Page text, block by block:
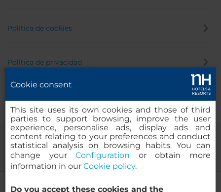
NH Milano 2
Política de cookies
Política de privacidad
Cookie consent
This site uses its own cookies and those of third
parties to support browsing, improve the user
experience, personalise ads, display ads and
content relating to your preferences and conduct
statistical analysis on browsing habits. You can
change yourConfiguration or obtain more
information in our Cookie policy.
Do you accept these cookies and the